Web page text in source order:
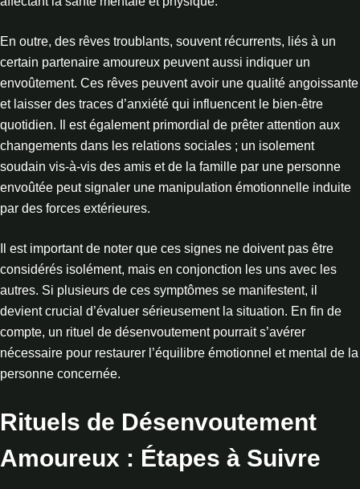
En outre, des rêves troublants, souvent récurrents, liés à un
certain partenaire amoureux peuvent aussi indiquer un
envoûtement. Ces rêves peuvent avoir une qualité angoissante
et laisser des traces d’anxiété qui influencent le bien-être
quotidien. Il est également primordial de prêter attention aux
changements dans les relations sociales ; un isolement
soudain vis-à-vis des amis et de la famille par une personne
envoûtée peut signaler une manipulation émotionnelle induite
par des forces extérieures.
Il est important de noter que ces signes ne doivent pas être
considérés isolément, mais en conjonction les uns avec les
autres. Si plusieurs de ces symptômes se manifestent, il
devient crucial d’évaluer sérieusement la situation. En fin de
compte, un rituel de désenvoutement pourrait s’avérer
nécessaire pour restaurer l’équilibre émotionnel et mental de la
personne concernée.
Rituels de Désenvoutement
Amoureux : Étapes à Suivre